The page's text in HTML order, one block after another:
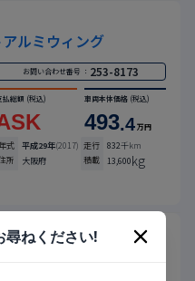
ルミウィング
お問い合わせ番号 ： 253-8173
払総額 (税込) 車両本体価格 (税込)
493.4万円
式 平成29年(2017) 走行 832千km
積載
13,600kg
所 大阪府
ルミウィング
尋ねください!